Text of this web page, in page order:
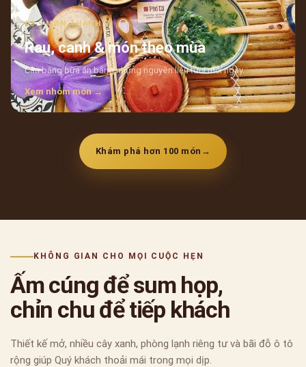
03 • MÓN THANH VỊ
Rau, canh & món theo mùa
Cân bằng bữa ăn bằng những nguyên liệu tươi mỗi ngày.
Xem nhóm món →
Khám phá hơn 100 món →
KHÔNG GIAN CHO MỌI CUỘC HẸN
Ấm cúng để sum họp,
chỉn chu để tiếp khách
Thiết kế mở, nhiều cây xanh, phòng lạnh riêng tư và bãi đỗ ô tô
rộng giúp Quý khách thoải mái trong mọi dịp.